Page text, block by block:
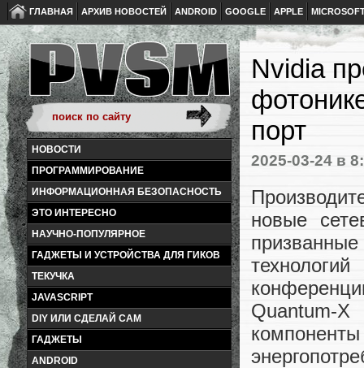
ГЛАВНАЯ АРХИВ НОВОСТЕЙ ANDROID GOOGLE APPLE
НОВОСТИ
ПРОГРАММИРОВАНИЕ
ИНФОРМАЦИОННАЯ БЕЗОПАСНОСТЬ
ЭТО ИНТЕРЕСНО
НАУЧНО-ПОПУЛЯРНОЕ
ГАДЖЕТЫ И УСТРОЙСТВА ДЛЯ ГИКОВ
ТЕКУЧКА
JAVASCRIPT
DIY ИЛИ СДЕЛАЙ САМ
ГАДЖЕТЫ
ANDROID
Nvidia
порт
2025-03-24 в
новые
Quantum-